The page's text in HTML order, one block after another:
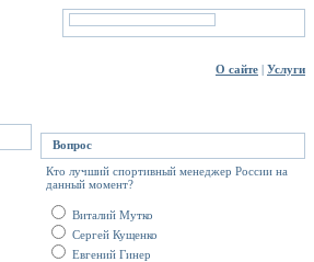
О сайте | Услуги
Вопрос
Кто лучший спортивный менеджер России на
данный момент?
Виталий Мутко
Сергей Кущенко
Евгений Гинер